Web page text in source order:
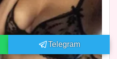
Telegram